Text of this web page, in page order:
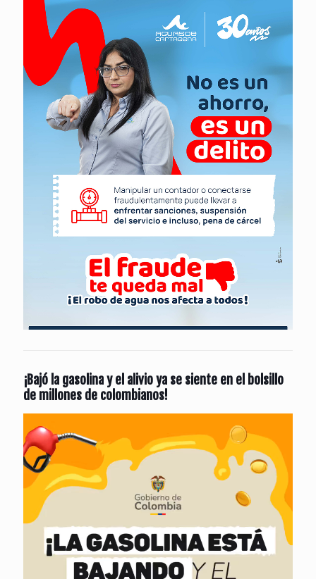
¡Bajó la gasolina y el alivio ya se siente en el bolsillo
de millones de colombianos!
de
vídeo